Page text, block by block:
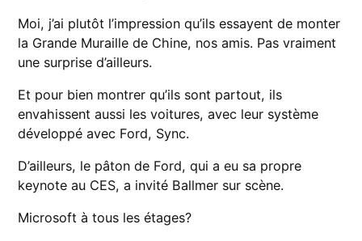
Moi, j’ai plutôt l’impression qu’ils essayent de monter
la Grande Muraille de Chine, nos amis. Pas vraiment
une surprise d’ailleurs.
Et pour bien montrer qu’ils sont partout, ils
envahissent aussi les voitures, avec leur système
développé avec Ford, Sync.
D’ailleurs, le pâton de Ford, qui a eu sa propre
keynote au CES, a invité Ballmer sur scène.
Microsoft à tous les étages?